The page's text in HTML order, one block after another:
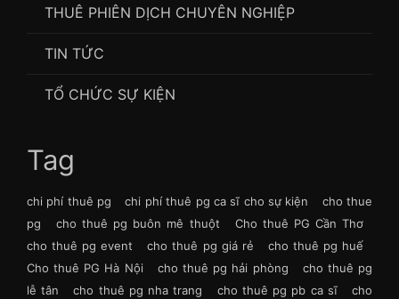
THUÊ PHIÊN DỊCH CHUYÊN NGHIỆP
TIN TỨC
TỔ CHỨC SỰ KIỆN
Tag
chi phí thuê pg chi phí thuê pg ca sĩ cho sự kiện
cho thue
pg
cho thuê pg buôn mê thuột
Cho thuê PG Cần Thơ
cho thuê pg event
cho thuê pg giá rẻ
cho thuê pg huế
Cho thuê PG Hà Nội
cho thuê pg hải phòng
cho thuê pg
lễ tân
cho thuê pg nha trang cho thuê pg pb ca sĩ
cho